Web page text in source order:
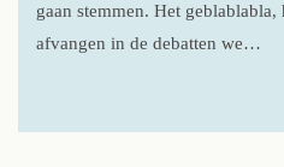
gaan stemmen. Het
afvangen in de debatten we…